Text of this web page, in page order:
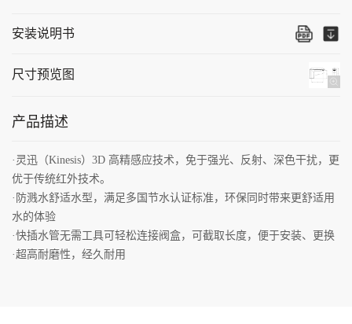
安装说明书
尺寸预览图
产品描述
·灵迅（Kinesis）3D 高精感应技术，免于强光、反射、深色干扰，更
优于传统红外技术。
· 防溅水舒适水型，满足多国节水认证标准，环保同时带来更舒适用
水的体验
·快插水管无需工具可轻松连接阀盒，可截取长度，便于安装、更换
·超高耐磨性，经久耐用
顶部